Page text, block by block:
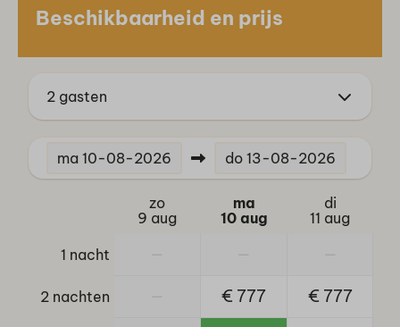
Tuin
Parasol
Fietsverhuur
Buitenzwembad
Beschikbaarheid en prijs
2 gasten
ma 10-08-2026 do 13-08-2026
zo
9 aug
ma
10 aug
di
11 aug
1 nacht
2 nachten € 777 € 777